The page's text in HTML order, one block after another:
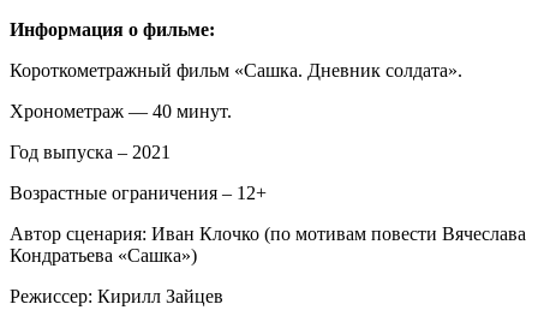
Информация о фильме:
Короткометражный фильм «Сашка. Дневник солдата».
Хронометраж — 40 минут.
Год выпуска – 2021
Возрастные ограничения – 12+
Автор сценария: Иван Клочко (по мотивам повести Вячеслава
Кондратьева «Сашка»)
Режиссер: Кирилл Зайцев